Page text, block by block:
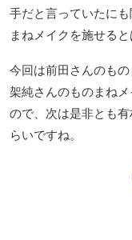
手だと言っていたに
まねメイクを施せる
今回は前田さんのも
架純さんのものまね
ので、次は是非とも
らいですね。